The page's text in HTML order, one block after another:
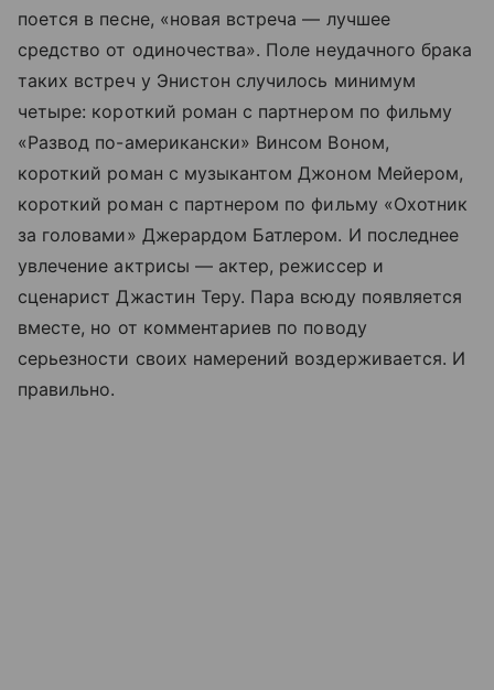
поется в песне, «новая встреча — лучшее
средство от одиночества». Поле неудачного брака
таких встреч у Энистон случилось минимум
четыре: короткий роман с партнером по фильму
«Развод по-американски» Винсом Воном,
короткий роман с музыкантом Джоном Мейером,
короткий роман с партнером по фильму «Охотник
за головами» Джерардом Батлером. И последнее
увлечение актрисы — актер, режиссер и
сценарист Джастин Теру. Пара всюду появляется
вместе, но от комментариев по поводу
серьезности своих намерений воздерживается. И
правильно.